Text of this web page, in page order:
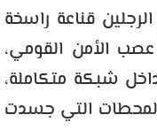
قناعة راسخة
الأمن القومي،
شبكة متكاملة،
التي جسدت